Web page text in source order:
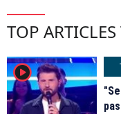
TOP ARTICLES
player2